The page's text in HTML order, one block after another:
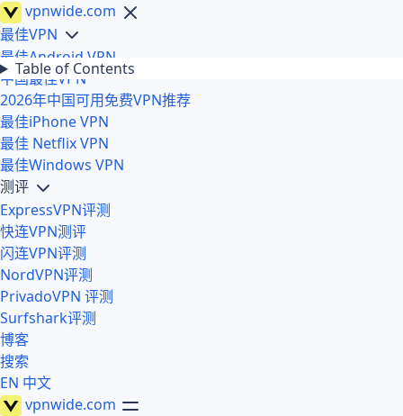
vpnwide.com
最佳VPN
最佳Android VPN
中国最佳VPN
2026年中国可用免费VPN推荐
最佳iPhone VPN
最佳 Netflix VPN
最佳Windows VPN
测评
ExpressVPN评测
快连VPN测评
闪连VPN评测
NordVPN评测
PrivadoVPN 评测
Surfshark评测
博客
搜索
EN 中文
vpnwide.com
Table of Contents